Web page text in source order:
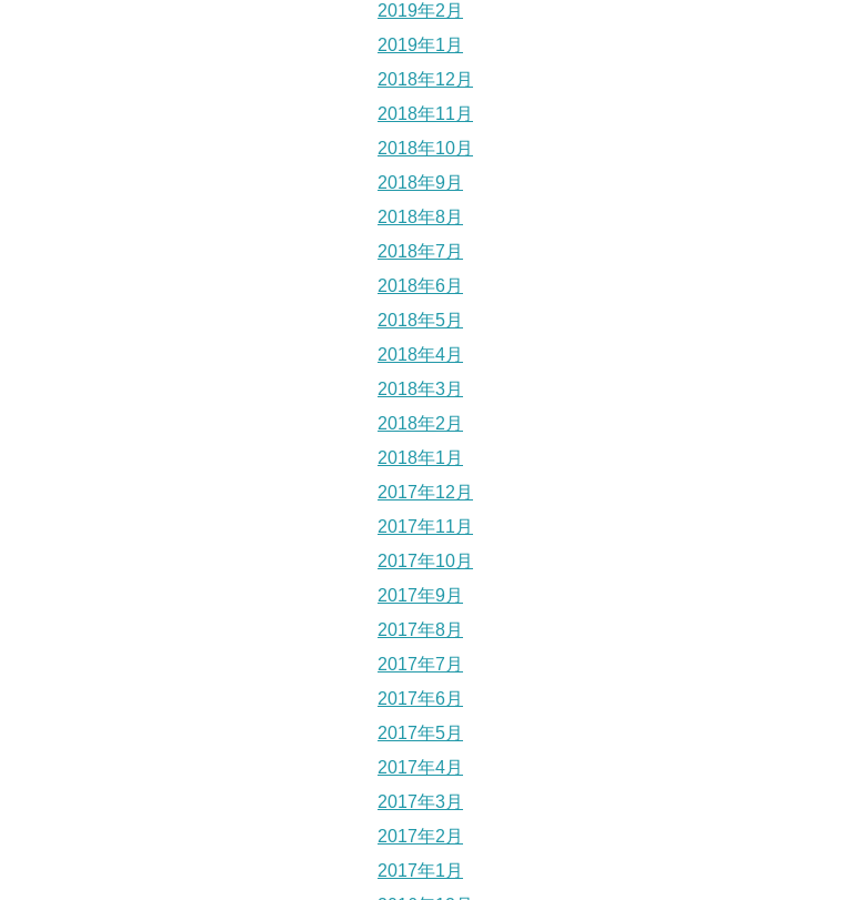
2019年2月
2019年1月
2018年12月
2018年11月
2018年10月
2018年9月
2018年8月
2018年7月
2018年6月
2018年5月
2018年4月
2018年3月
2018年2月
2018年1月
2017年12月
2017年11月
2017年10月
2017年9月
2017年8月
2017年7月
2017年6月
2017年5月
2017年4月
2017年3月
2017年2月
2017年1月